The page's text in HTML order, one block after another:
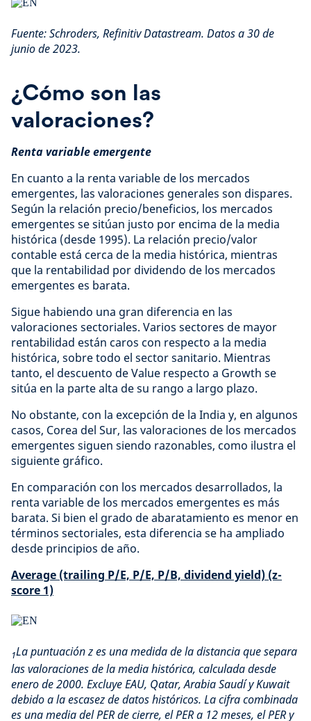
Fuente: Schroders, Refinitiv Datastream. Datos a 30 de
junio de 2023.
¿Cómo son las
valoraciones?
Renta variable emergente
En cuanto a la renta variable de los mercados
emergentes, las valoraciones generales son dispares.
Según la relación precio/beneficios, los mercados
emergentes se sitúan justo por encima de la media
histórica (desde 1995). La relación precio/valor
contable está cerca de la media histórica, mientras
que la rentabilidad por dividendo de los mercados
emergentes es barata.
Sigue habiendo una gran diferencia en las
valoraciones sectoriales. Varios sectores de mayor
rentabilidad están caros con respecto a la media
histórica, sobre todo el sector sanitario. Mientras
tanto, el descuento de Value respecto a Growth se
sitúa en la parte alta de su rango a largo plazo.
No obstante, con la excepción de la India y, en algunos
casos, Corea del Sur, las valoraciones de los mercados
emergentes siguen siendo razonables, como ilustra el
siguiente gráfico.
En comparación con los mercados desarrollados, la
renta variable de los mercados emergentes es más
barata. Si bien el grado de abaratamiento es menor en
términos sectoriales, esta diferencia se ha ampliado
desde principios de año.
Average (trailing P/E, P/E, P/B, dividend yield) (z-
score 1)
1La puntuación z es una medida de la distancia que separa
las valoraciones de la media histórica, calculada desde
enero de 2000. Excluye EAU, Qatar, Arabia Saudí y Kuwait
debido a la escasez de datos históricos. La cifra combinada
es una media del PER de cierre, el PER a 12 meses, el PER y